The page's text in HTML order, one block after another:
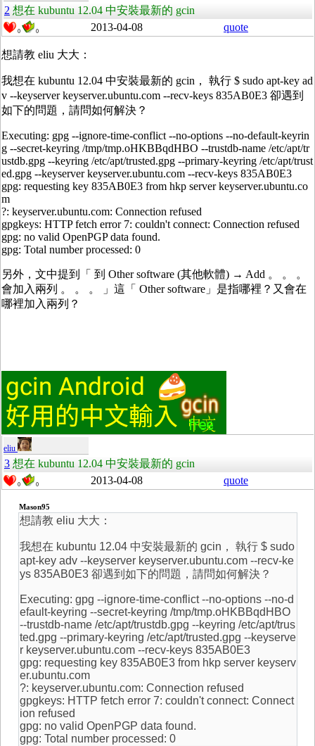
2 想在 kubuntu 12.04 中安裝最新的 gcin
0 0 2013-04-08 quote
想請教 eliu 大大：
我想在 kubuntu 12.04 中安裝最新的 gcin， 執行 $ sudo apt-key ad
v --keyserver keyserver.ubuntu.com --recv-keys 835AB0E3 卻遇到
如下的問題，請問如何解決？
Executing: gpg --ignore-time-conflict --no-options --no-default-keyrin
g --secret-keyring /tmp/tmp.oHKBBqdHBO --trustdb-name /etc/apt/tr
ustdb.gpg --keyring /etc/apt/trusted.gpg --primary-keyring /etc/apt/trust
ed.gpg --keyserver keyserver.ubuntu.com --recv-keys 835AB0E3
gpg: requesting key 835AB0E3 from hkp server keyserver.ubuntu.co
m
?: keyserver.ubuntu.com: Connection refused
gpgkeys: HTTP fetch error 7: couldn't connect: Connection refused
gpg: no valid OpenPGP data found.
gpg: Total number processed: 0
另外，文中提到「 到 Other software (其他軟體) → Add 。 。 。
會加入兩列 。 。 。 」這「 Other software」是指哪裡？又會在
哪裡加入兩列？
eliu
3 想在 kubuntu 12.04 中安裝最新的 gcin
0 0 2013-04-08 quote
Mason95
想請教 eliu 大大：
我想在 kubuntu 12.04 中安裝最新的 gcin， 執行 $ sudo
apt-key adv --keyserver keyserver.ubuntu.com --recv-ke
ys 835AB0E3 卻遇到如下的問題，請問如何解決？
Executing: gpg --ignore-time-conflict --no-options --no-d
efault-keyring --secret-keyring /tmp/tmp.oHKBBqdHBO
--trustdb-name /etc/apt/trustdb.gpg --keyring /etc/apt/trus
ted.gpg --primary-keyring /etc/apt/trusted.gpg --keyserve
r keyserver.ubuntu.com --recv-keys 835AB0E3
gpg: requesting key 835AB0E3 from hkp server keyserv
er.ubuntu.com
?: keyserver.ubuntu.com: Connection refused
gpgkeys: HTTP fetch error 7: couldn't connect: Connect
ion refused
gpg: no valid OpenPGP data found.
gpg: Total number processed: 0